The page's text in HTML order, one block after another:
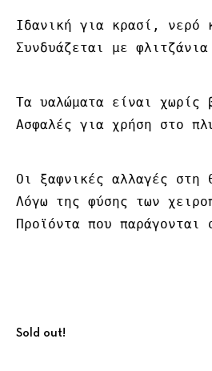
Ιδανική για κρασί, νερό
Συνδυάζεται με
Τα υαλώματα είναι χωρίς
Ασφαλές για χρήση στο
Οι ξαφνικές αλλαγές στη
Λόγω της φύσης των
Προϊόντα που παράγονται
Sold out!